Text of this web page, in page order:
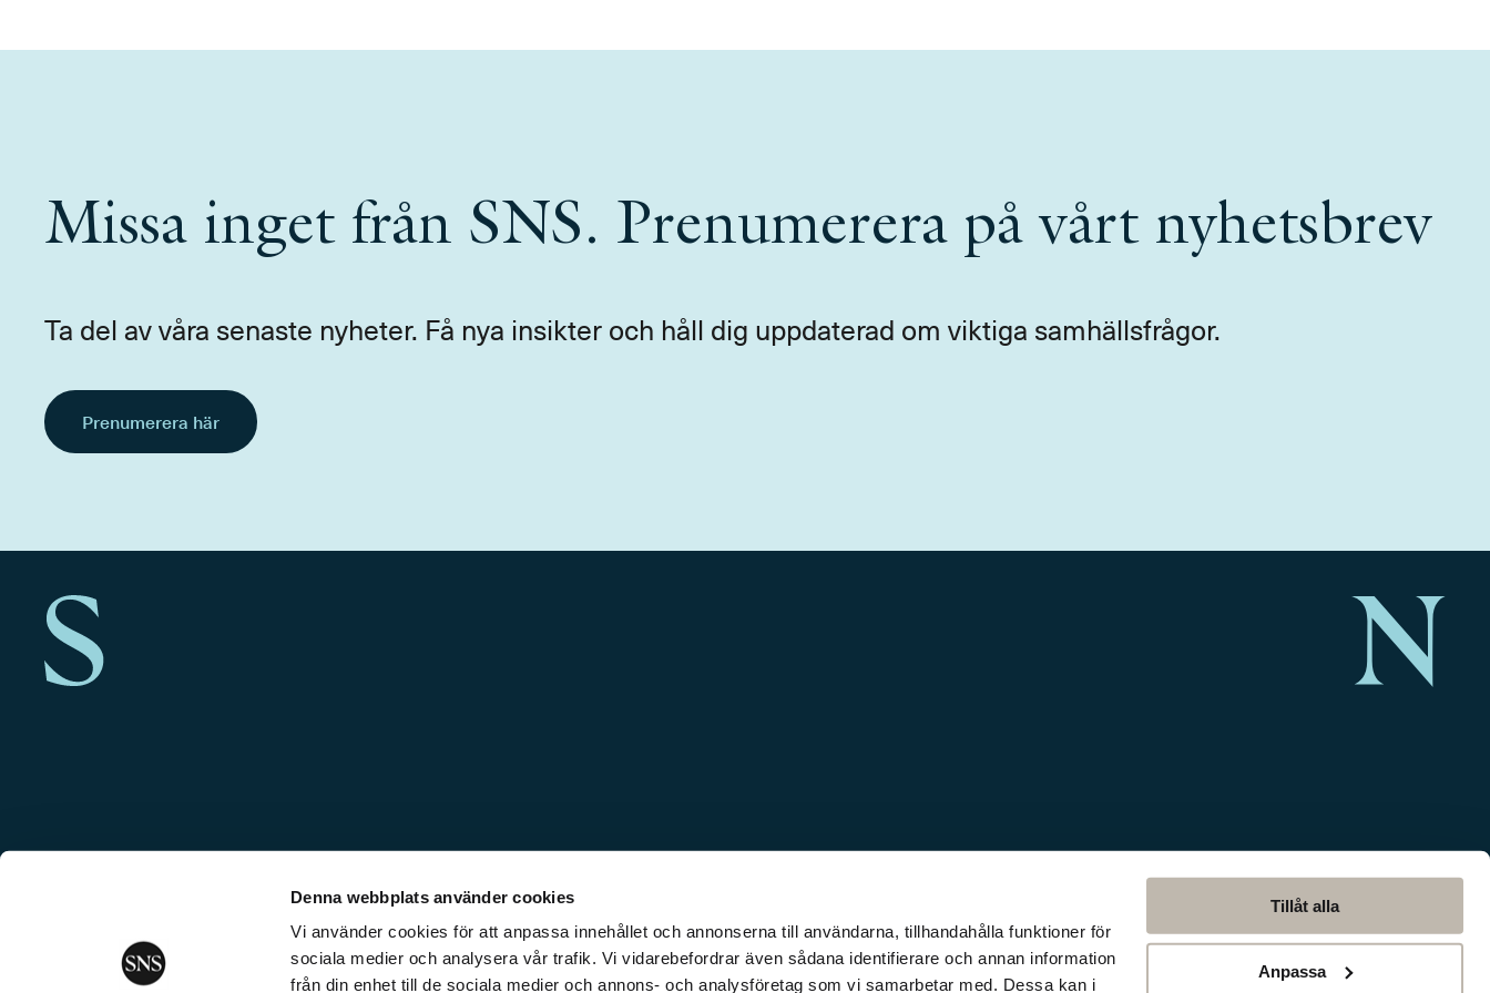
Denna webbplats använder cookies
Vi använder cookies för att anpassa innehållet och annonserna till användarna, tillhandahålla funktioner för
sociala medier och analysera vår trafik. Vi vidarebefordrar även sådana identifierare och annan information
från din enhet till de sociala medier och annons- och analysföretag som vi samarbetar med. Dessa kan i
Tillåt alla
Anpassa
Missa inget från SNS. Prenumerera på vårt nyhetsbrev
Ta del av våra senaste nyheter. Få nya insikter och håll dig uppdaterad om viktiga samhällsfrågor.
Prenumerera här